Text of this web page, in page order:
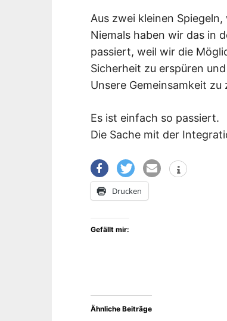
Aus zwei kleinen
Niemals haben wir das in
passiert, weil wir die
Sicherheit zu erspüren
Unsere Gemeinsamkeit zu
Es ist einfach so passiert.
Die Sache mit der
Drucken
Gefällt mir:
Ähnliche Beiträge